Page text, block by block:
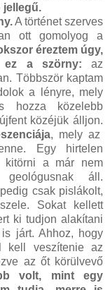
jellegű.
A történet szerves
ott gomolyog a
éreztem úgy,
ez a szörny: az
Többször kaptam
a lényre, mely
hozza közelebb
közéjük álljon.
, mely az
Egy hirtelen
kitörni a már nem
áll.
csak pislákolt,
Sokat kellett
ki tudjon alakítani
járt. Ahhoz, hogy
kell veszítenie az
az őt körülvevő
volt, mint egy